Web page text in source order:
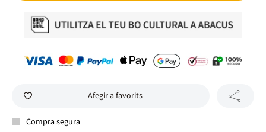
Afegir a favorits
Compra segura